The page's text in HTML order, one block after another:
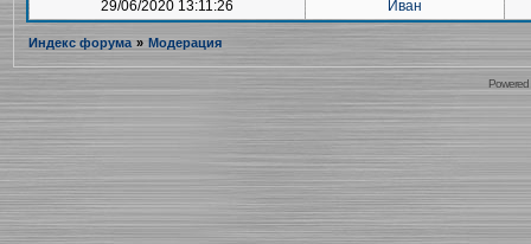
29/06/2020 13:11:26
Иван
Индекс форума » Модерация